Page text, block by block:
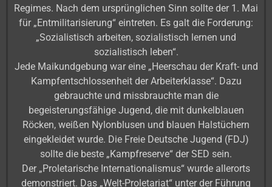
Regimes. Nach dem ursprünglichen Sinn sollte der 1. Mai
für „Entmilitarisierung“ eintreten. Es galt die Forderung:
„Sozialistisch arbeiten, sozialistisch lernen und
sozialistisch leben“.
Jede Maikundgebung war eine „Heerschau der Kraft- und
Kampfentschlossenheit der Arbeiterklasse“. Dazu
gebrauchte und missbrauchte man die
begeisterungsfähige Jugend, die mit dunkelblauen
Röcken, weißen Nylonblusen und blauen Halstüchern
eingekleidet wurde. Die Freie Deutsche Jugend (FDJ)
sollte die beste „Kampfreserve“ der SED sein.
Der „Proletarische Internationalismus“ wurde allerorts
demonstriert. Das „Welt-Proletariat“ unter der Führung